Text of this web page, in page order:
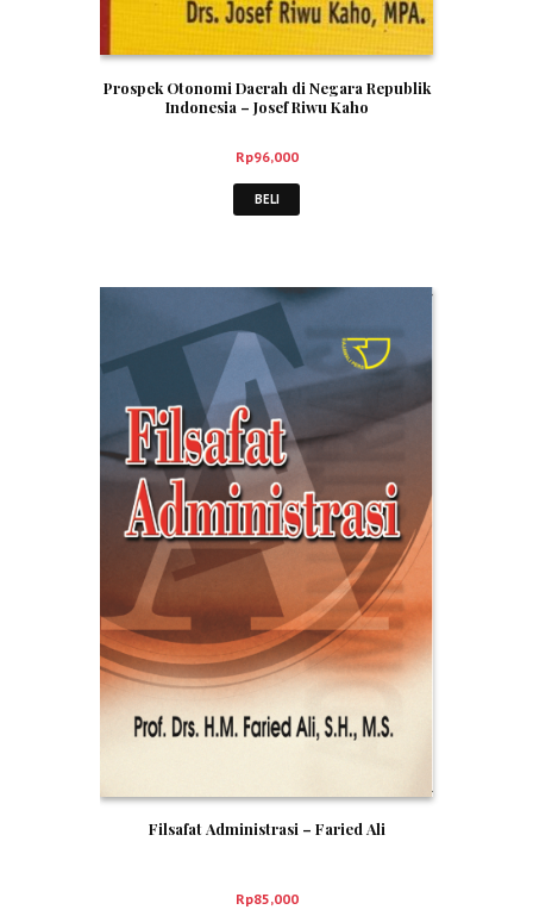
Prospek Otonomi Daerah di Negara Republik
Indonesia – Josef Riwu Kaho
Rp96,000
BELI
Filsafat Administrasi – Faried Ali
Rp85,000